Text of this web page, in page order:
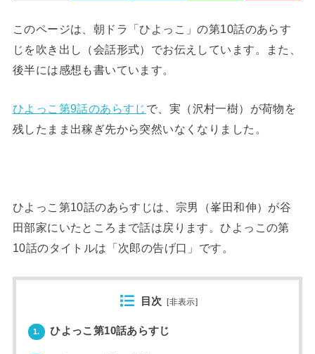
このページは、朝ドラ「ひよっこ」の第10話のあらす
じを吹き出し（会話形式）でお伝えしています。また、
後半には感想も書いています。
ひよっこ第9話のあらすじ で、実（沢村一樹）が荷物を
残したまま出稼ぎ先から突然いなくなりました。
ひよっこ第10話のあらすじは、宗男（峯田和伸）が谷
田部家にいたところまで話は戻ります。ひよっこの第
10話のタイトルは「次郎の告げ口」です。
目次 [非表示]
1. ひよっこ第10話あらすじ